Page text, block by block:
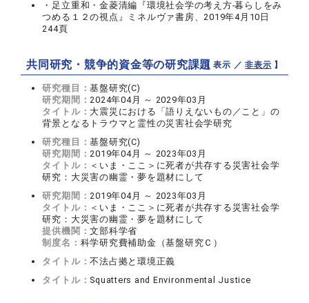
・足立重和・金菱清編『環境社会学の考え方-暮らしをみ
つめる１２の視点』ミネルヴァ書房、2019年4月10日
244頁
共同研究・競争的資金等の研究課題【 表示 ／非表示 】
研究種目：基盤研究(C)
研究期間：2024年04月 ～ 2029年03月
タイトル： 大震災における「語りえないもの／こと」の
背景となるトラウマと霊性の災害社会学研究
研究種目：基盤研究(C)
研究期間：2019年04月 ～ 2023年03月
タイトル： ＜いま・ここ＞に死者が共存する災害社会学
研究：大災害の幽霊・夢を題材にして
研究期間：2019年04月 ～ 2023年03月
タイトル： ＜いま・ここ＞に死者が共存する災害社会学
研究：大災害の幽霊・夢を題材にして
提供機関：文部科学省
制度名： 科学研究費補助金（基盤研究Ｃ）
タイトル：不法占拠と環境正義
タイトル： Squatters and Environmental Justice